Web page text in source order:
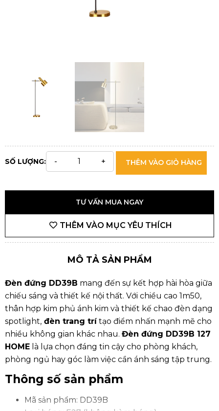
SỐ LƯỢNG: THÊM VÀO GIỎ HÀNG
TƯ VẤN MUA NGAY
THÊM VÀO MỤC YÊU THÍCH
MÔ TẢ SẢN PHẨM
Đèn đứng DD39B mang đến sự kết hợp hài hòa giữa
chiếu sáng và thiết kế nội thất. Với chiều cao 1m50,
thân hợp kim phủ ánh kim và thiết kế chao đèn dạng
spotlight, đèn trang trítạo điểm nhấn mạnh mẽ cho
nhiều không gian khác nhau. Đèn đứng DD39B 127
HOME là lựa chọn đáng tin cậy cho phòng khách,
phòng ngủ hay góc làm việc cần ánh sáng tập trung.
Thông số sản phẩm
Mã sản phẩm: DD39B